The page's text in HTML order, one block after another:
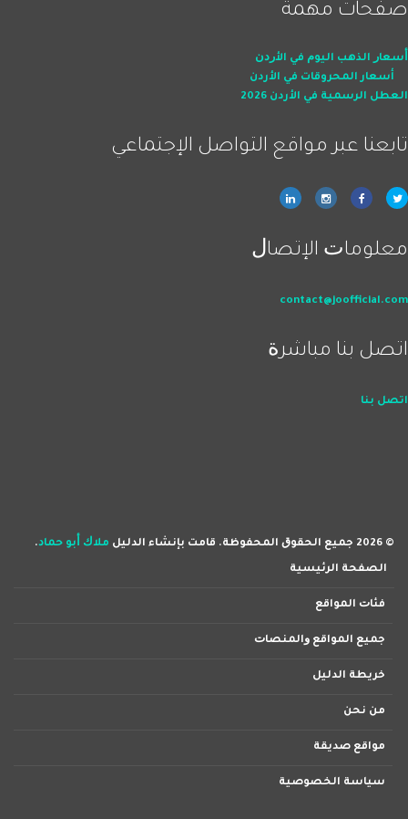
صفحات ﻣﻬﻤﺔ
ﺃﺳﻌﺎﺭ اﻟﺬﻫﺐ اﻟﻴﻮﻡ ﻓﻲ اﻷﺭﺩﻥ
أسعار المحروقات في الأردن
العطل الرسمية في الأردن 2026
ﺗﺎﺑﻌﻨﺎ ﻋﺒﺮ ﻣﻮاﻗﻊ اﻟﺘﻮاﺻﻞ اﻹﺟﺘﻤﺎﻋﻲ
ﻣﻌﻠﻮﻣﺎﺕ اﻹﺗﺼﺎﻝ
contact@joofficial.com
اﺗﺼﻞ ﺑﻨﺎ ﻣﺒﺎﺷﺮﺓ
اﺗﺼﻞ ﺑﻨﺎ
© 2026 ﺟﻤﻴﻊ اﻟﺤﻘﻮﻕ اﻟﻤﺤﻔﻮﻇﺔ. ﻗﺎﻣﺖ ﺑﺈﻧﺸﺎء اﻟﺪﻟﻴﻞ ﻣﻼﻙ ﺃﺑﻮ ﺣﻤﺎﺩ.
اﻟﺼﻔﺤﺔ اﻟﺮﺋﻴﺴﻴﺔ
ﻓﺌﺎﺕ اﻟﻤﻮاﻗﻊ
ﺟﻤﻴﻊ اﻟﻤﻮاﻗﻊ ﻭاﻟﻤﻨﺼﺎﺕ
ﺧﺮﻳﻄﺔ اﻟﺪﻟﻴﻞ
ﻣﻦ ﻧﺤﻦ
ﻣﻮاﻗﻊ ﺻﺪﻳﻘﺔ
ﺳﻴﺎﺳﺔ اﻟﺨﺼﻮﺻﻴﺔ